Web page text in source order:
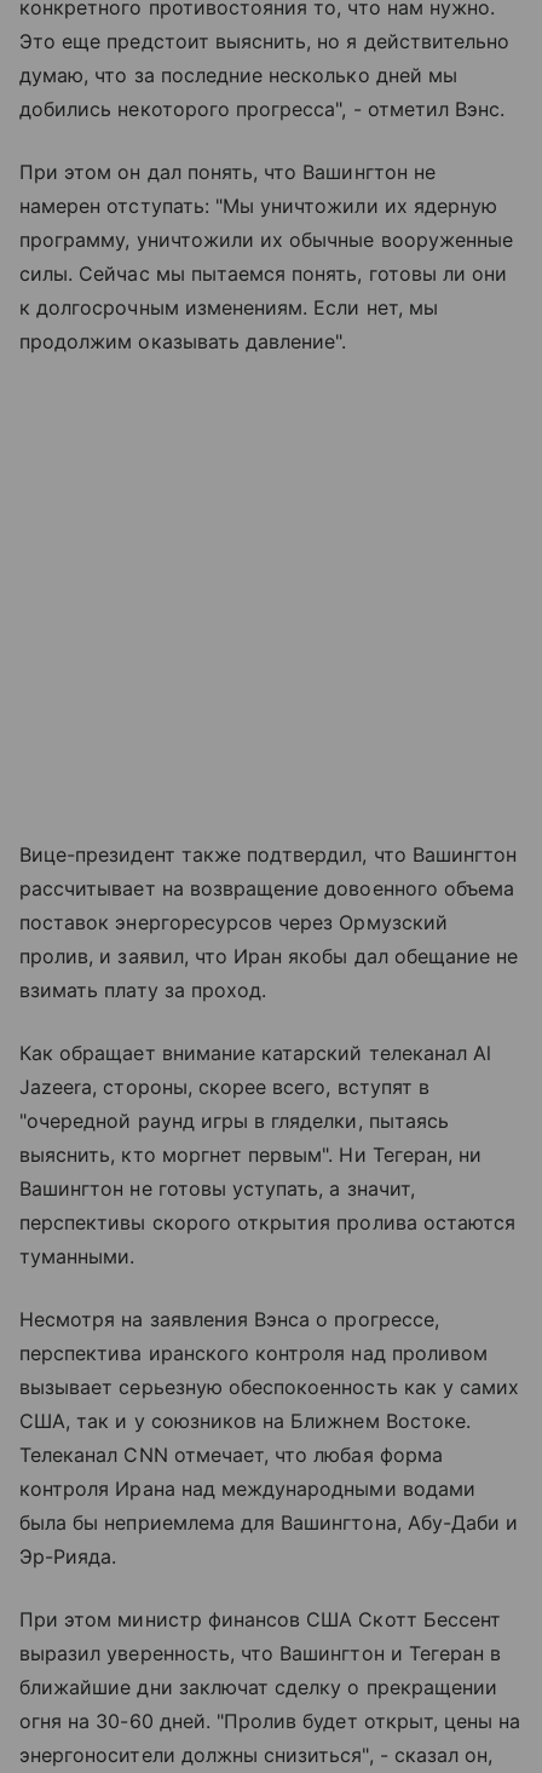
конкретного противостояния то, что нам нужно.
Это еще предстоит выяснить, но я действительно
думаю, что за последние несколько дней мы
добились некоторого прогресса", - отметил Вэнс.
При этом он дал понять, что Вашингтон не
намерен отступать: "Мы уничтожили их ядерную
программу, уничтожили их обычные вооруженные
силы. Сейчас мы пытаемся понять, готовы ли они
к долгосрочным изменениям. Если нет, мы
продолжим оказывать давление".
Вице-президент также подтвердил, что Вашингтон
рассчитывает на возвращение довоенного объема
поставок энергоресурсов через Ормузский
пролив, и заявил, что Иран якобы дал обещание не
взимать плату за проход.
Как обращает внимание катарский телеканал Al
Jazeera, стороны, скорее всего, вступят в
"очередной раунд игры в гляделки, пытаясь
выяснить, кто моргнет первым". Ни Тегеран, ни
Вашингтон не готовы уступать, а значит,
перспективы скорого открытия пролива остаются
туманными.
Несмотря на заявления Вэнса о прогрессе,
перспектива иранского контроля над проливом
вызывает серьезную обеспокоенность как у самих
США, так и у союзников на Ближнем Востоке.
Телеканал CNN отмечает, что любая форма
контроля Ирана над международными водами
была бы неприемлема для Вашингтона, Абу-Даби и
Эр-Рияда.
При этом министр финансов США Скотт Бессент
выразил уверенность, что Вашингтон и Тегеран в
ближайшие дни заключат сделку о прекращении
огня на 30-60 дней. "Пролив будет открыт, цены на
энергоносители должны снизиться", - сказал он,